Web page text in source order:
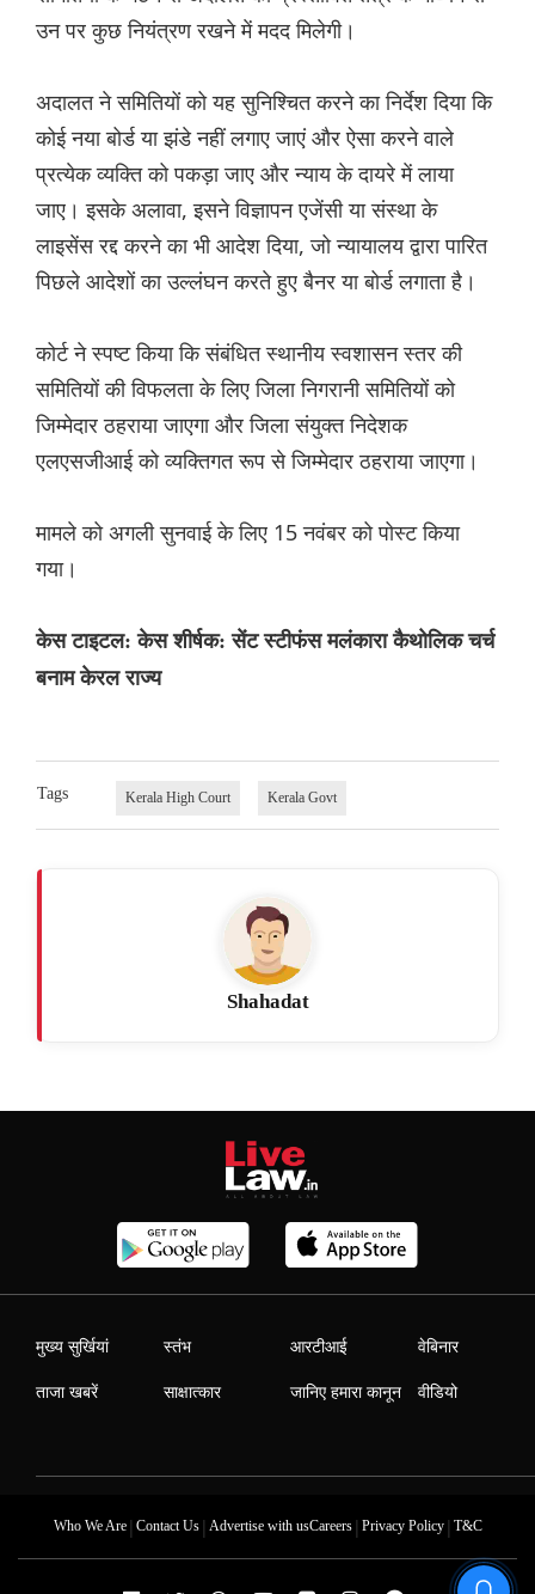
उन पर कुछ नियंत्रण रखने में मदद मिलेगी।
अदालत ने समितियों को यह सुनिश्चित करने का निर्देश दिया कि
कोई नया बोर्ड या झंडे नहीं लगाए जाएं और ऐसा करने वाले
प्रत्येक व्यक्ति को पकड़ा जाए और न्याय के दायरे में लाया
जाए। इसके अलावा, इसने विज्ञापन एजेंसी या संस्था के
लाइसेंस रद्द करने का भी आदेश दिया, जो न्यायालय द्वारा पारित
पिछले आदेशों का उल्लंघन करते हुए बैनर या बोर्ड लगाता है।
कोर्ट ने स्पष्ट किया कि संबंधित स्थानीय स्वशासन स्तर की
समितियों की विफलता के लिए जिला निगरानी समितियों को
जिम्मेदार ठहराया जाएगा और जिला संयुक्त निदेशक
एलएसजीआई को व्यक्तिगत रूप से जिम्मेदार ठहराया जाएगा।
मामले को अगली सुनवाई के लिए 15 नवंबर को पोस्ट किया
गया।
केस टाइटल: केस शीर्षक: सेंट स्टीफंस मलंकारा कैथोलिक चर्च
बनाम केरल राज्य
Tags Kerala High Court Kerala Govt
Shahadat
मुख्य सुर्खियां
ताजा खबरें
स्तंभ
साक्षात्कार
आरटीआई
जानिए हमारा कानून
वेबिनार
वीडियो
Who We Are| Contact Us| Advertise with usCareers| Privacy Policy| T&C